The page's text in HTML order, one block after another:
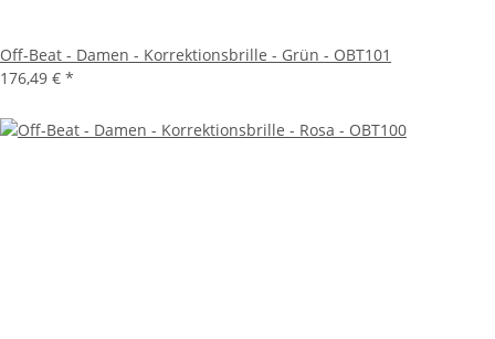
Off-Beat - Damen - Korrektionsbrille - Grün - OBT101
176,49 € *